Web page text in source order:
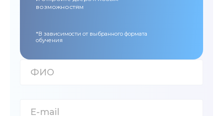
возможностям
*В зависимости от выбранного формата
обучения